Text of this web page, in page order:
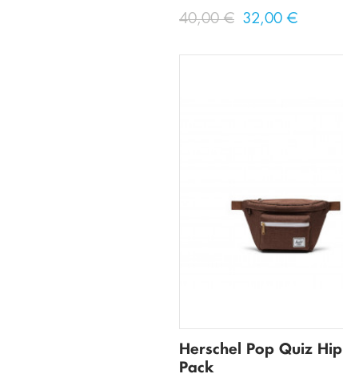
40,00 € 32,00 €
Herschel Pop Quiz Hip
Pack